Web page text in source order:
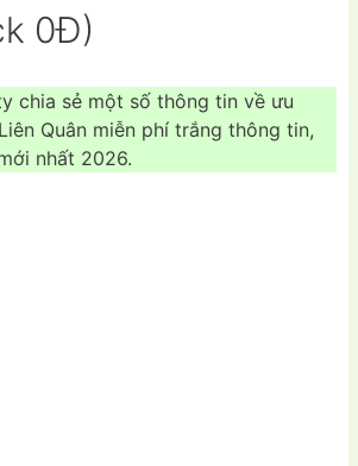
0Đ)
chia sẻ một số thông tin về ưu
Quân miễn phí trắng thông tin,
nhất 2026.